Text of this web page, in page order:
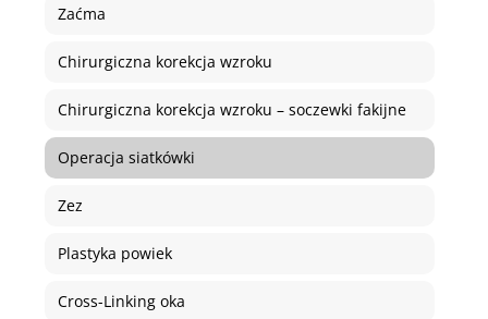
Zaćma
Chirurgiczna korekcja wzroku
Chirurgiczna korekcja wzroku – soczewki fakijne
Operacja siatkówki
Zez
Plastyka powiek
Cross-Linking oka